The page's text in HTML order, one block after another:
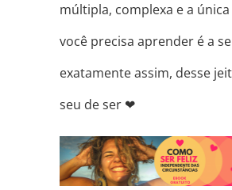
múltipla, complexa e a
você precisa aprender é a
exatamente assim, desse
seu de ser ❤